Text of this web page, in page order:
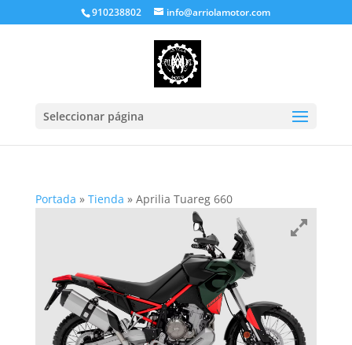
910238802 info@arriolamotor.com
Seleccionar página
Portada » Tienda » Aprilia Tuareg 660